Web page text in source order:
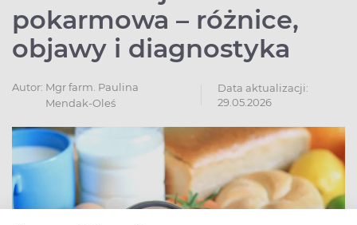
pokarmowa – różnice,
objawy i diagnostyka
Autor: Mgr farm. Paulina
Mendak-Oleś
Data aktualizacji:
29.05.2026